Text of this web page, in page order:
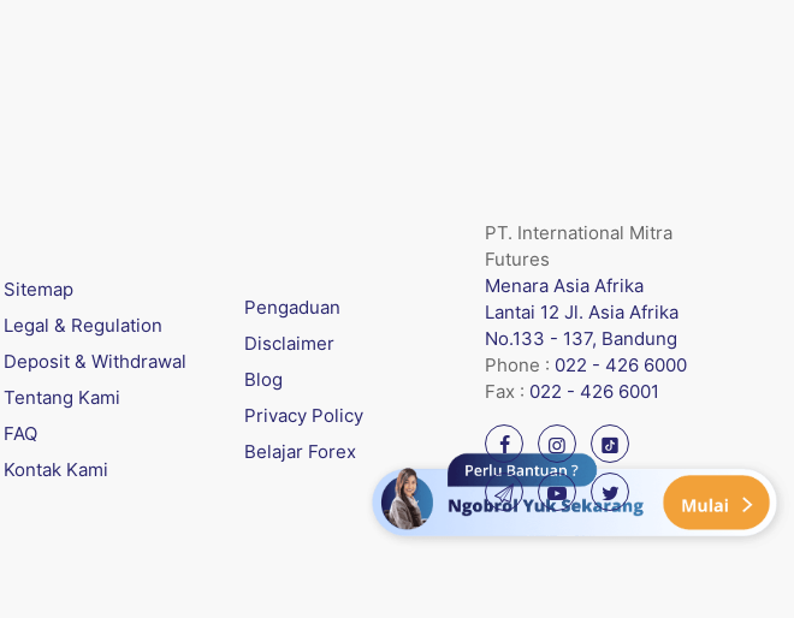
Sitemap
Legal & Regulation
Deposit & Withdrawal
Tentang Kami
FAQ
Kontak Kami
Pengaduan
Disclaimer
Blog
Privacy Policy
Belajar Forex
PT. International Mitra
Futures
Menara Asia Afrika
Lantai 12 Jl. Asia Afrika
No.133 - 137, Bandung
Phone : 022 - 426 6000
Fax : 022 - 426 6001